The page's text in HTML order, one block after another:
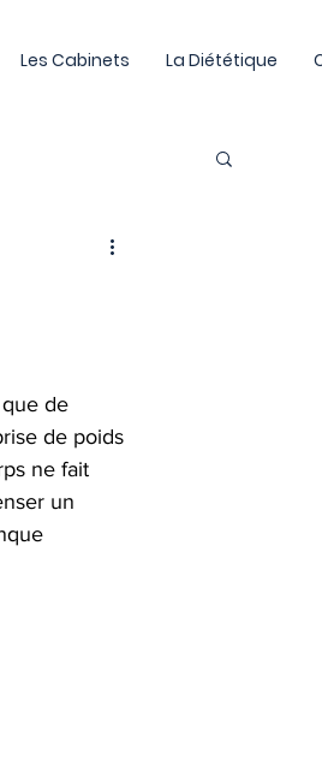
Les Cabinets La Diététique
de
de poids
ne fait
un